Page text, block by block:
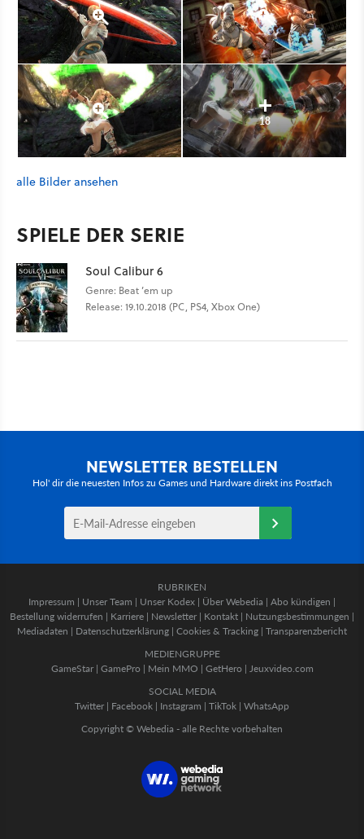
18
alle Bilder ansehen
SPIELE DER SERIE
Soul Calibur 6
Genre: Beat ’em up
Release: 19.10.2018 (PC, PS4, Xbox One)
NEWSLETTER BESTELLEN
Hol' dir die neuesten Infos zu Games und Hardware direkt ins Postfach
RUBRIKEN
Impressum | Unser Team | Unser Kodex | Über Webedia | Abo kündigen |
Bestellung widerrufen | Karriere | Newsletter | Kontakt | Nutzungsbestimmungen |
Mediadaten | Datenschutzerklärung | Cookies & Tracking | Transparenzbericht
MEDIENGRUPPE
GameStar| GamePro | Mein MMO | GetHero | Jeuxvideo.com
SOCIAL MEDIA
Twitter | Facebook | Instagram | TikTok | WhatsApp
Copyright © Webedia - alle Rechte vorbehalten